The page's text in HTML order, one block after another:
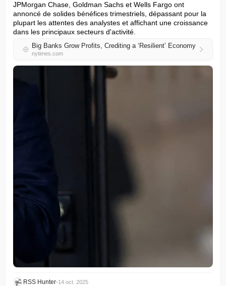
JPMorgan Chase, Goldman Sachs et Wells Fargo ont
annoncé de solides bénéfices trimestriels, dépassant pour la
plupart les attentes des analystes et affichant une croissance
dans les principaux secteurs d'activité.
Big Banks Grow Profits, Crediting a ‘Resilient’ Economy
nytimes.com
RSS Hunter•14 oct. 2025